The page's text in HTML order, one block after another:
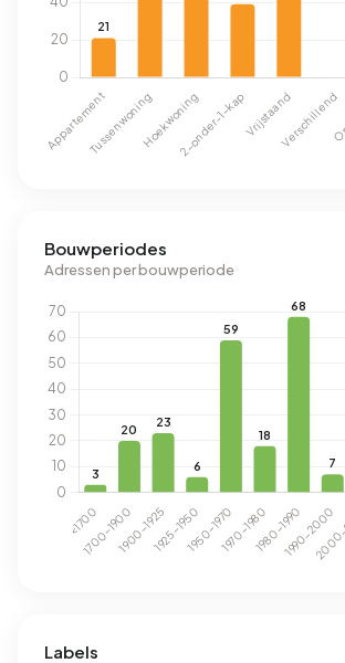
Bouwperiodes
Adressen per bouwperiode
Labels